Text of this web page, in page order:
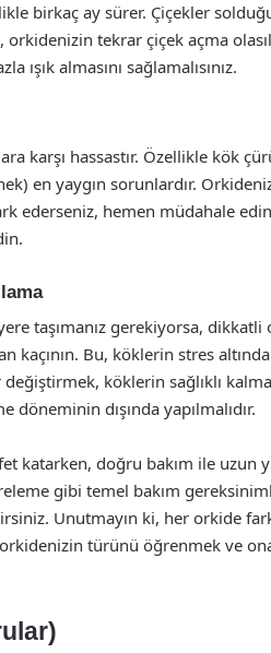
birkaç ay sürer. Çiçekler
tekrar çiçek açma
almasını sağlamalısınız.
karşı hassastır. Özellikle kök
en yaygın sorunlardır.
ederseniz, hemen müdahale
taşımanız gerekiyorsa, dikkatli
Bu, köklerin stres altında
köklerin sağlıklı
dışında yapılmalıdır.
katarken, doğru bakım ile uzun
gibi temel bakım
Unutmayın ki, her orkide
türünü öğrenmek ve